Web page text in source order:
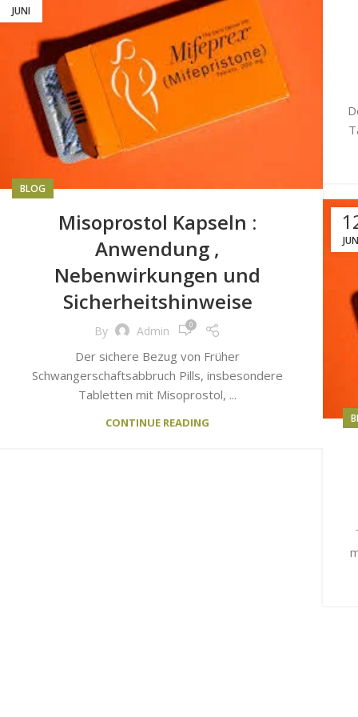
JUNI
BLOG
Misoprostol Kapseln :
Anwendung ,
Nebenwirkungen und
Sicherheitshinweise
By Admin 0
Der sichere Bezug von Früher
Schwangerschaftsabbruch Pills, insbesondere
Tabletten mit Misoprostol, ...
CONTINUE READING